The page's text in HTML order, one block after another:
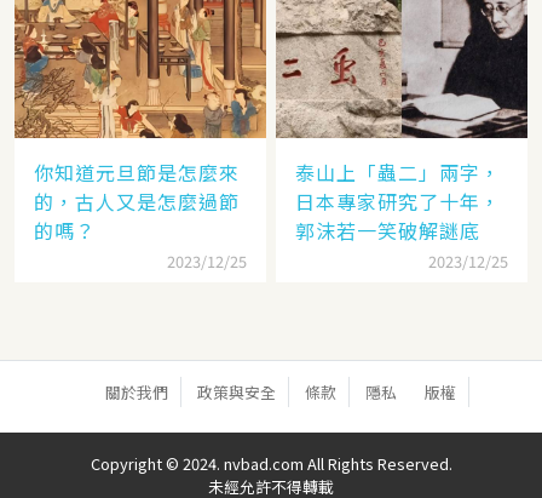
你知道元旦節是怎麼來
的，古人又是怎麼過節
的嗎？
2023/12/25
泰山上「蟲二」兩字，
日本專家研究了十年，
郭沫若一笑破解謎底
2023/12/25
關於我們 政策與安全 條款 隱私 版權
Copyright © 2024. nvbad.com All Rights Reserved.
未經允許不得轉載